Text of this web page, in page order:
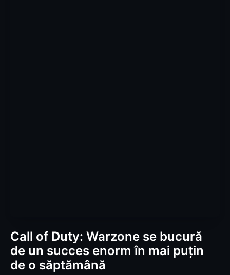
Call of Duty: Warzone se bucură
de un succes enorm în mai puțin
de o săptămână